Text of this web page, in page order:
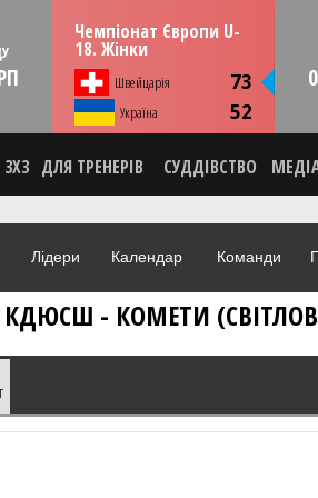
Чемпіонат Європи U-
18. Жінки
Швейцарія 73
Україна 52
СЕРЕДУ 05 серпня 13:30
Тулча, Румунія
НОВИНА
ВІДЕО
3X3 ДЛЯ ТРЕНЕРІВ СУДДІВСТВО
Лідери Календар Команди
КДЮСШ - КОМЕТИ